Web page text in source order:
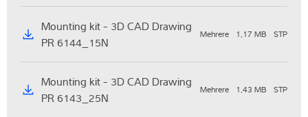
Mounting kit - 3D CAD Drawing
PR 6144_15N
Mehrere 1,17 MB STP
Mounting kit - 3D CAD Drawing
PR 6143_25N
Mehrere 1,43 MB STP